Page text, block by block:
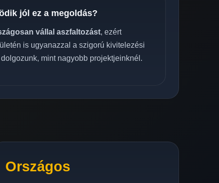
jól ez a megoldás?
vállal aszfaltozást, ezért
is ugyanazzal a szigorú kivitelezési
mint nagyobb projektjeinknél.
Országos